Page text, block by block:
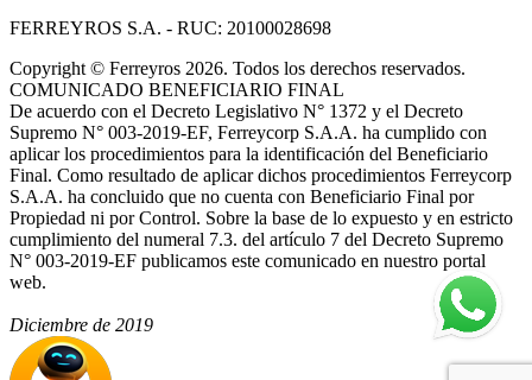
FERREYROS S.A. - RUC: 20100028698
Copyright © Ferreyros 2026. Todos los derechos reservados.
COMUNICADO BENEFICIARIO FINAL
De acuerdo con el Decreto Legislativo N° 1372 y el Decreto
Supremo N° 003-2019-EF, Ferreycorp S.A.A. ha cumplido con
aplicar los procedimientos para la identificación del Beneficiario
Final. Como resultado de aplicar dichos procedimientos Ferreycorp
S.A.A. ha concluido que no cuenta con Beneficiario Final por
Propiedad ni por Control. Sobre la base de lo expuesto y en estricto
cumplimiento del numeral 7.3. del artículo 7 del Decreto Supremo
N° 003-2019-EF publicamos este comunicado en nuestro portal
web.
Diciembre de 2019